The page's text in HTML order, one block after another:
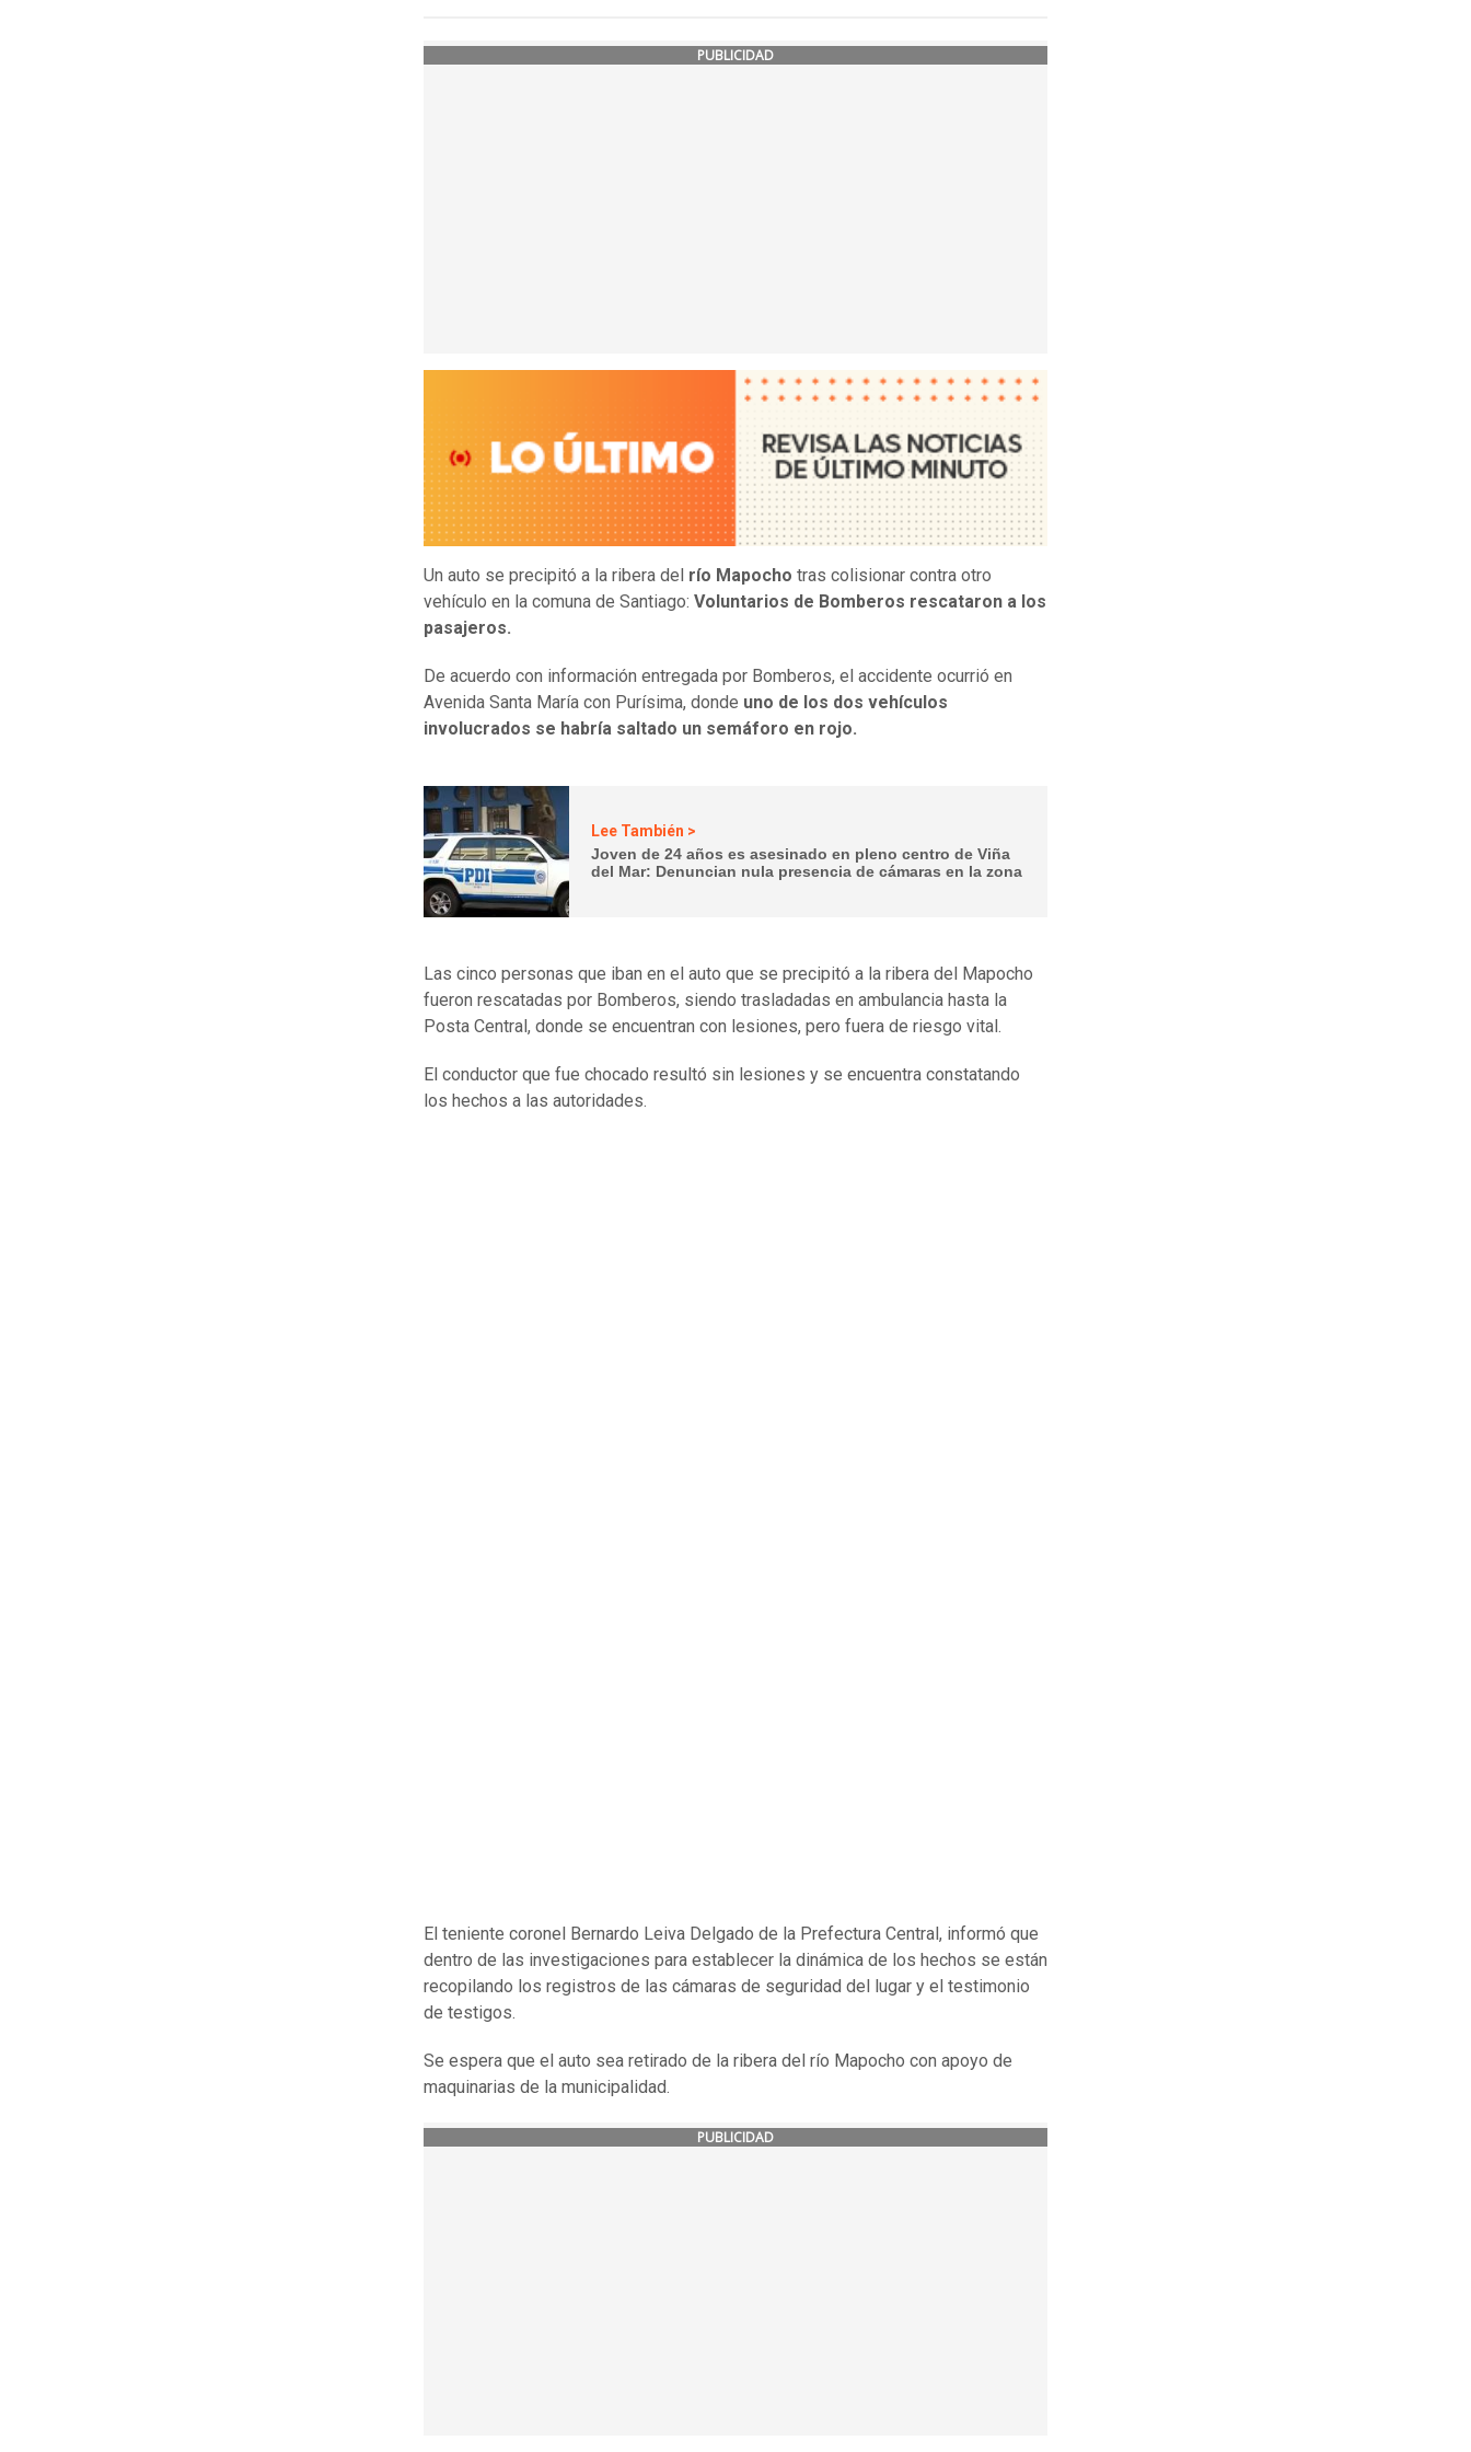
PUBLICIDAD
Un auto se precipitó a la ribera del río Mapocho tras colisionar contra otro
vehículo en la comuna de Santiago: Voluntarios de Bomberos rescataron a los
pasajeros.
De acuerdo con información entregada por Bomberos, el accidente ocurrió en
Avenida Santa María con Purísima, donde uno de los dos vehículos
involucrados se habría saltado un semáforo en rojo.
Lee También >
Joven de 24 años es asesinado en pleno centro de Viña
del Mar: Denuncian nula presencia de cámaras en la zona
Las cinco personas que iban en el auto que se precipitó a la ribera del Mapocho
fueron rescatadas por Bomberos, siendo trasladadas en ambulancia hasta la
Posta Central, donde se encuentran con lesiones, pero fuera de riesgo vital.
El conductor que fue chocado resultó sin lesiones y se encuentra constatando
los hechos a las autoridades.
El teniente coronel Bernardo Leiva Delgado de la Prefectura Central, informó que
dentro de las investigaciones para establecer la dinámica de los hechos se están
recopilando los registros de las cámaras de seguridad del lugar y el testimonio
de testigos.
Se espera que el auto sea retirado de la ribera del río Mapocho con apoyo de
maquinarias de la municipalidad.
PUBLICIDAD